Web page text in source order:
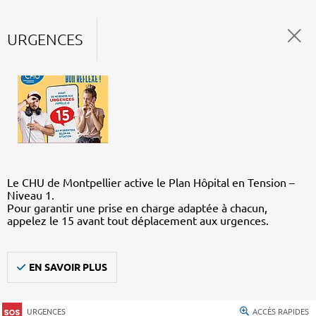
URGENCES
Le CHU de Montpellier active le Plan Hôpital en Tension –
Niveau 1.
Pour garantir une prise en charge adaptée à chacun,
appelez le 15 avant tout déplacement aux urgences.
EN SAVOIR PLUS
URGENCES ACCÈS RAPIDES